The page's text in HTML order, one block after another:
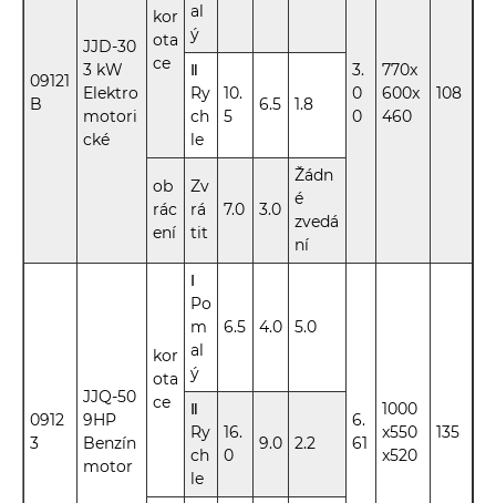
09121
B
JJD-30
3 kW
Elektro
motori
cké
kor
ota
ce
al
ý
3.
0
0
770x
600x
460
108
Ⅱ
Ry
ch
le
10.
5
6.5 1.8
ob
rác
ení
Zv
rá
tit
7.0 3.0
Žádn
é
zvedá
ní
0912
3
JJQ-50
9HP
Benzín
motor
kor
ota
ce
Ⅰ
Po
m
al
ý
6.5 4.0 5.0
6.
61
1000
x550
x520
135
Ⅱ
Ry
ch
le
16.
0
9.0 2.2